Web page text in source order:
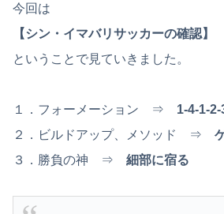
今回は
【シン・イマバリサッカーの確認】
ということで見ていきました。
１．フォーメーション ⇒ 1-4-1-2-
２．ビルドアップ、メソッド ⇒
３．勝負の神 ⇒ 細部に宿る